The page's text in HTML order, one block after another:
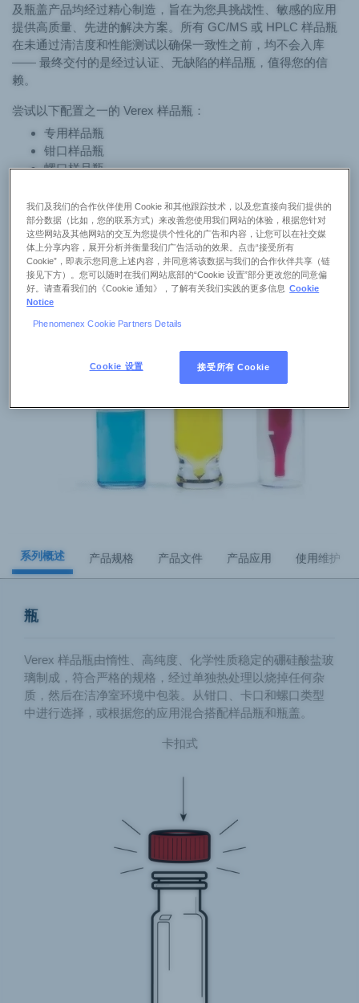
及瓶盖产品均经过精心制造，旨在为您具挑战性、敏感的应用
提供高质量、先进的解决方案。所有 GC/MS 或 HPLC 样品瓶
在未通过清洁度和性能测试以确保一致性之前，均不会入库
—— 最终交付的是经过认证、无缺陷的样品瓶，值得您的信
赖。
尝试以下配置之一的 Verex 样品瓶：
专用样品瓶
钳口样品瓶
螺口样品瓶
VOA/ASE 组装样品瓶套件
VOA/ASE 组装存储套件
系列概述 产品规格 产品文件 产品应用 使用维护
瓶
Verex 样品瓶由惰性、高纯度、化学性质稳定的硼硅酸盐玻
璃制成，符合严格的规格，经过单独热处理以烧掉任何杂
质，然后在洁净室环境中包装。从钳口、卡口和螺口类型
中进行选择，或根据您的应用混合搭配样品瓶和瓶盖。
卡扣式
我们及我们的合作伙伴使用 Cookie 和其他跟踪技术，以及您直接向我们提供的
部分数据（比如，您的联系方式）来改善您使用我们网站的体验，根据您针对
这些网站及其他网站的交互为您提供个性化的广告和内容，让您可以在社交媒
体上分享内容，展开分析并衡量我们广告活动的效果。点击“接受所有
Cookie”，即表示您同意上述内容，并同意将该数据与我们的合作伙伴共享（链
接见下方）。您可以随时在我们网站底部的“Cookie 设置”部分更改您的同意偏
好。请查看我们的《Cookie 通知》，了解有关我们实践的更多信息
Cookie
Notice
Phenomenex Cookie Partners Details
Cookie 设置 接受所有 Cookie